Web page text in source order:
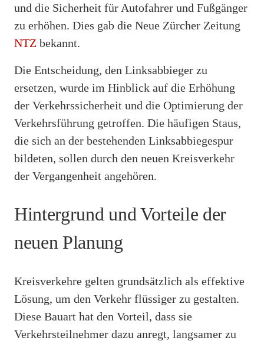
und die Sicherheit für Autofahrer und Fußgänger
zu erhöhen. Dies gab die Neue Zürcher Zeitung
NTZ bekannt.
Die Entscheidung, den Linksabbieger zu
ersetzen, wurde im Hinblick auf die Erhöhung
der Verkehrssicherheit und die Optimierung der
Verkehrsführung getroffen. Die häufigen Staus,
die sich an der bestehenden Linksabbiegespur
bildeten, sollen durch den neuen Kreisverkehr
der Vergangenheit angehören.
Hintergrund und Vorteile der
neuen Planung
Kreisverkehre gelten grundsätzlich als effektive
Lösung, um den Verkehr flüssiger zu gestalten.
Diese Bauart hat den Vorteil, dass sie
Verkehrsteilnehmer dazu anregt, langsamer zu